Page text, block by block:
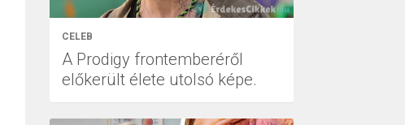
CELEB
A Prodigy frontemberéről
előkerült élete utolsó képe.